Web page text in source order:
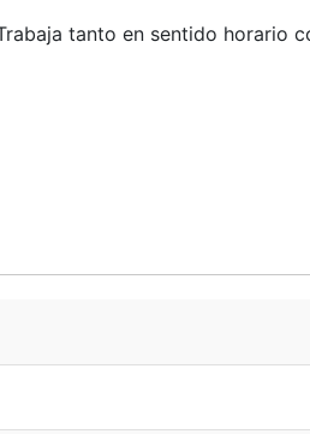
tanto en sentido horario